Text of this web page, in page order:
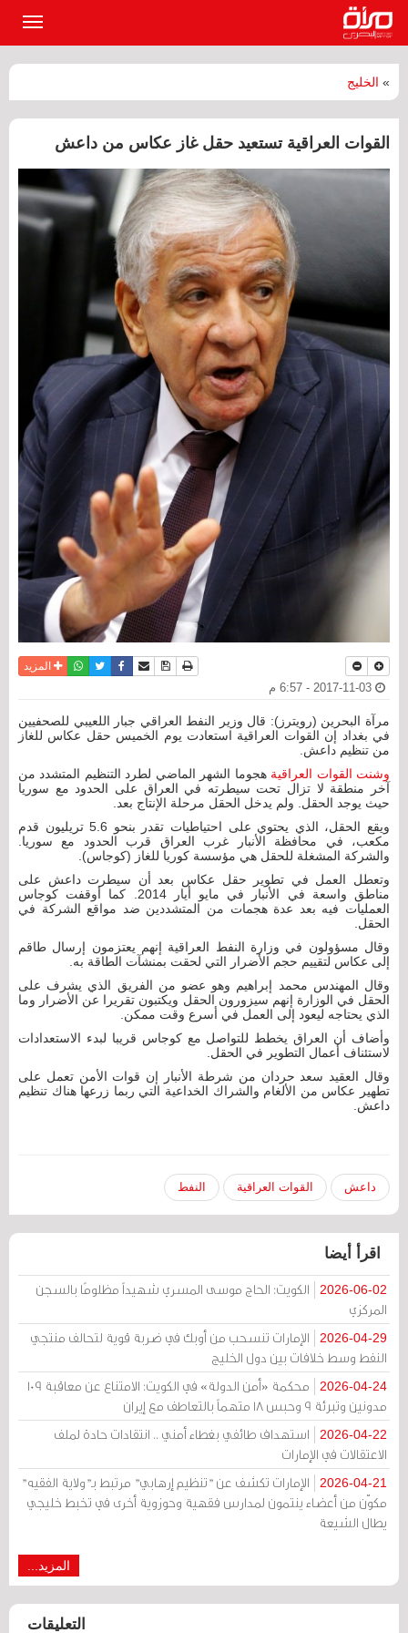
» الخليج
القوات العراقية تستعيد حقل غاز عكاس من داعش
نسخة للطباعة
حفظ الموضوع
أرسل الى صديق
فيسبوكتويترواتسابالمزيد
مرآة البحرين (رويترز): قال وزير النفط العراقي جبار اللعيبي للصحفيين
في بغداد إن القوات العراقية استعادت يوم الخميس حقل عكاس للغاز
من تنظيم داعش.
وشنت القوات العراقية هجوما الشهر الماضي لطرد التنظيم المتشدد من
آخر منطقة لا تزال تحت سيطرته في العراق على الحدود مع سوريا
حيث يوجد الحقل. ولم يدخل الحقل مرحلة الإنتاج بعد.
ويقع الحقل، الذي يحتوي على احتياطيات تقدر بنحو 5.6 تريليون قدم
مكعب، في محافظة الأنبار غرب العراق قرب الحدود مع سوريا.
والشركة المشغلة للحقل هي مؤسسة كوريا للغاز (كوجاس).
وتعطل العمل في تطوير حقل عكاس بعد أن سيطرت داعش على
مناطق واسعة في الأنبار في مايو أيار 2014. كما أوقفت كوجاس
العمليات فيه بعد عدة هجمات من المتشددين ضد مواقع الشركة في
الحقل.
وقال مسؤولون في وزارة النفط العراقية إنهم يعتزمون إرسال طاقم
إلى عكاس لتقييم حجم الأضرار التي لحقت بمنشآت الطاقة به.
وقال المهندس محمد إبراهيم وهو عضو من الفريق الذي يشرف على
الحقل في الوزارة إنهم سيزورون الحقل ويكتبون تقريرا عن الأضرار وما
الذي يحتاجه ليعود إلى العمل في أسرع وقت ممكن.
وأضاف أن العراق يخطط للتواصل مع كوجاس قريبا لبدء الاستعدادات
لاستئناف أعمال التطوير في الحقل.
وقال العقيد سعد حردان من شرطة الأنبار إن قوات الأمن تعمل على
تطهير عكاس من الألغام والشراك الخداعية التي ربما زرعها هناك تنظيم
داعش.
داعش القوات العراقية النفط
اقرأ أيضا
2026-06-02
الكويت: الحاج موسى المسري شهيداً مظلومًا بالسجن
المركزي
2026-04-29
الإمارات تنسحب من أوبك في ضربة قوية لتحالف منتجي
النفط وسط خلافات بين دول الخليج
2026-04-24
محكمة «أمن الدولة» في الكويت: الامتناع عن معاقبة 109
مدونين وتبرئة 9 وحبس 18 متهماً بالتعاطف مع إيران
2026-04-22
استهداف طائفي بغطاء أمني .. انتقادات حادة لملف
الاعتقالات في الإمارات
2026-04-21
الإمارات تكشف عن "تنظيم إرهابي" مرتبط بـ"ولاية الفقيه"
مكوّن من أعضاء ينتمون لمدارس فقهية وحوزوية أخرى في تخبط خليجي
يطال الشيعة
المزيد...
التعليقات